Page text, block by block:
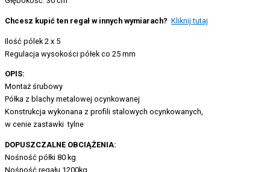
Chcesz kupić ten regał w innych wymiarach? Kliknij tutaj
Ilość pólek 2 x 5
Regulacja wysokości półek co 25 mm
OPIS:
Montaż śrubowy
Półka z blachy metalowej ocynkowanej
Konstrukcja wykonana z profili stalowych ocynkowanych,
w cenie zastawki tylne
DOPUSZCZALNE OBCIĄŻENIA:
Nośność półki 80 kg
Nośność regału 1200kg